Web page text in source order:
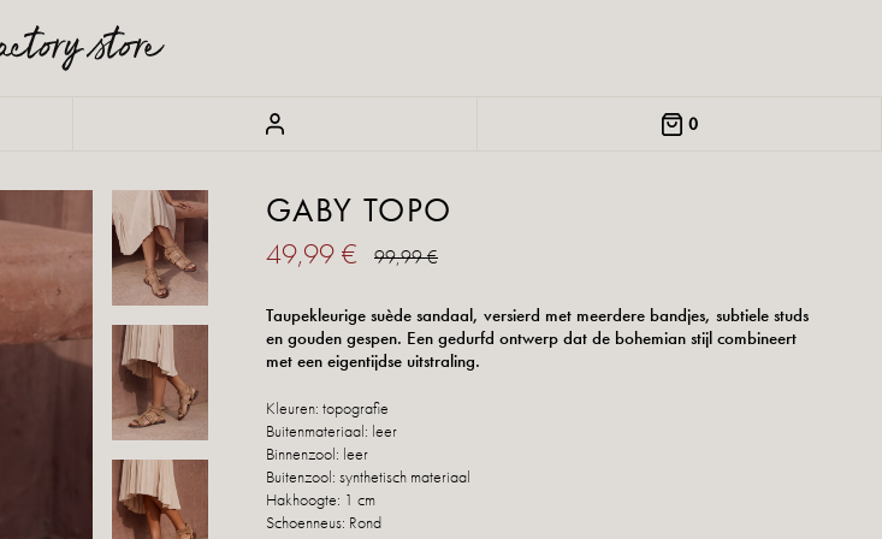
0
GABY TOPO
49,99 € 99,99 €
Taupekleurige suède sandaal, versierd met meerdere bandjes, subtiele studs
en gouden gespen. Een gedurfd ontwerp dat de bohemian stijl combineert
met een eigentijdse uitstraling.
Kleuren: topografie
Buitenmateriaal: leer
Binnenzool: leer
Buitenzool: synthetisch materiaal
Hakhoogte: 1 cm
Schoenneus: Rond